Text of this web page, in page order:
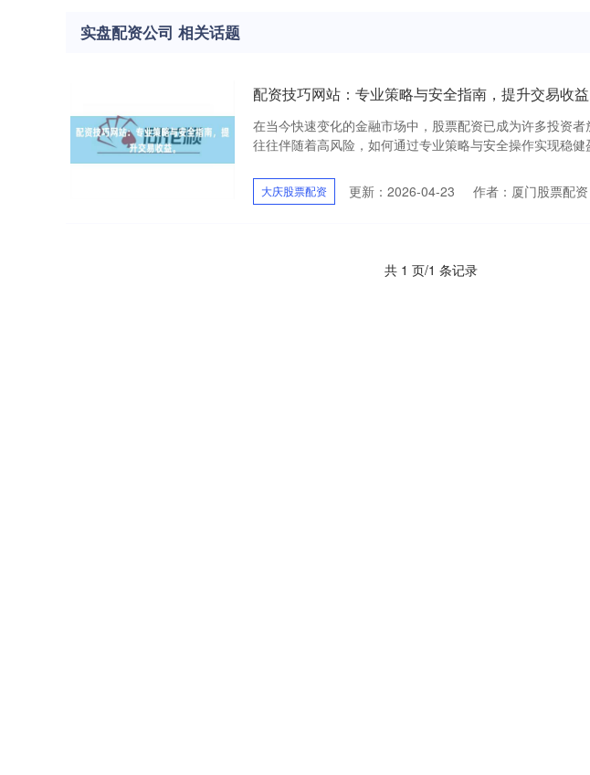
实盘配资公司 相关话题
配资技巧网站：专业策略与安全指南，提升交易收益
在当今快速变化的金融市场中，股票配资已成为许多投资
往往伴随着高风险，如何通过专业策略与安全操作实现稳
大庆股票配资 更新：2026-04-23 作者：厦门股票配资
共 1 页/1 条记录